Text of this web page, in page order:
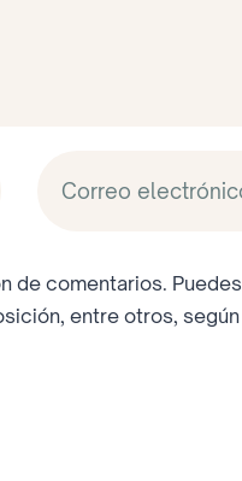
de comentarios. Puedes
entre otros, según